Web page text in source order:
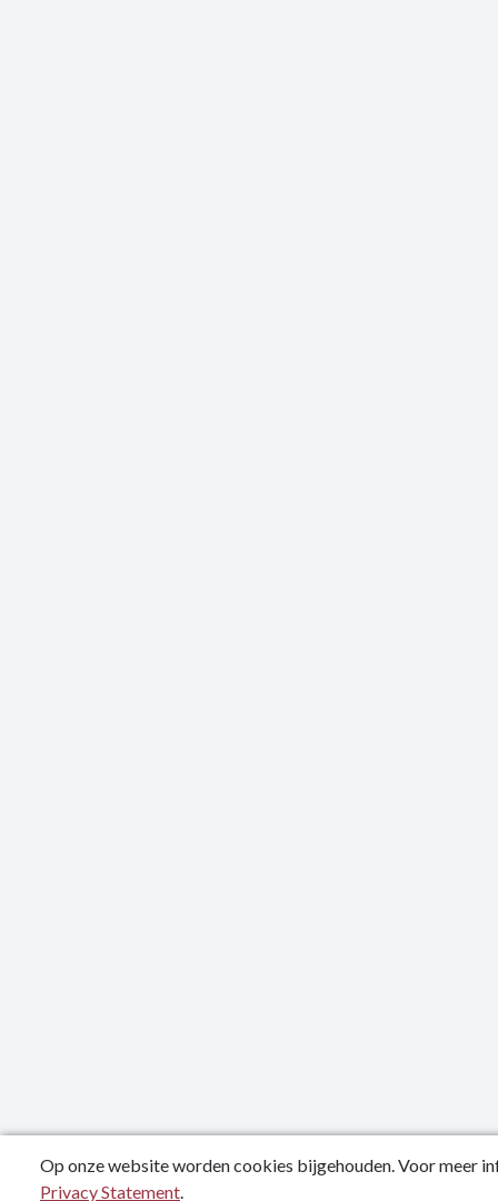
Op onze website worden cookies bijgehouden. Voor meer
Privacy Statement.